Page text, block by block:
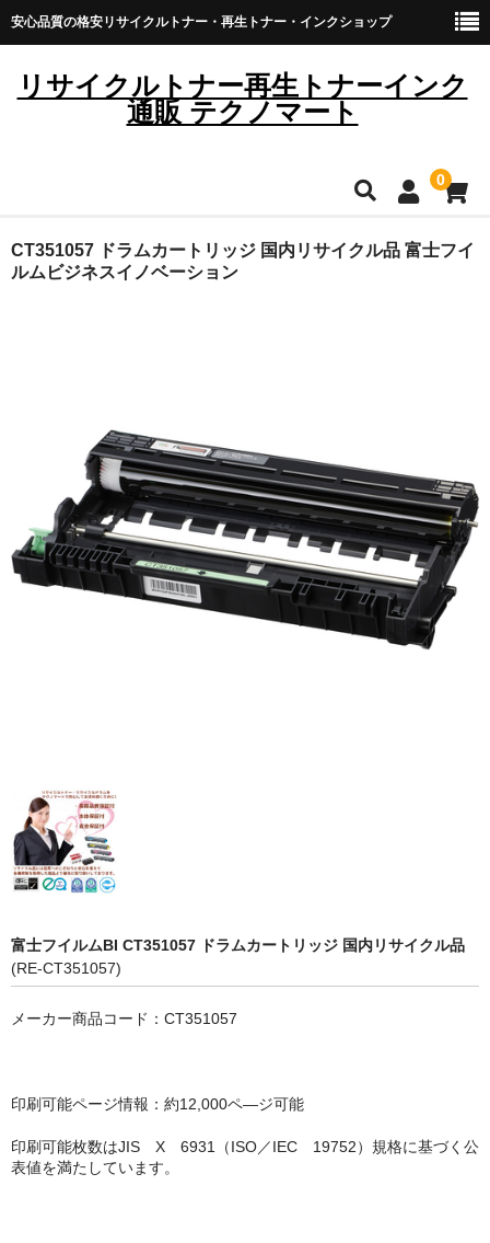
安心品質の格安リサイクルトナー・再生トナー・インクショップ
リサイクルトナー再生トナーインク
通販 テクノマート
0
HOME
リコー
OKI
富士フイルムBI
京セラ
パナソニック
IBM
インクカートリッジ
キヤノン CANON
エプソン EPSON
輪転機用インク・マスター
CT351057 ドラムカートリッジ 国内リサイクル品 富士フイ
ルムビジネスイノベーション
富士フイルムBI CT351057 ドラムカートリッジ 国内リサイクル品
(RE-CT351057)
メーカー商品コード：CT351057
印刷可能ページ情報：約12,000ペ―ジ可能
印刷可能枚数はJIS X 6931（ISO／IEC 19752）規格に基づく公
表値を満たしています。